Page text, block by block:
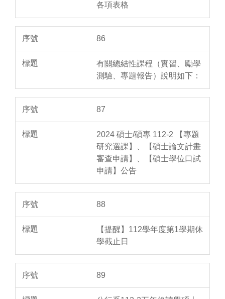
各項表格
86
有關總結性課程（實習、勵學
測驗、專題報告）說明如下：
87
2024 碩士/碩專 112-2 【專題
研究選課】、【碩士論文計畫
審查申請】、【碩士學位口試
申請】公告
88
【提醒】112學年度第1學期休
學截止日
89